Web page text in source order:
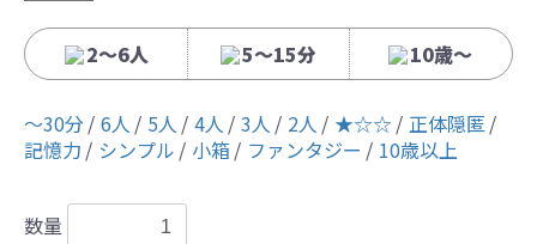
2〜6人 5〜15分 10歳〜
〜30分 6人 5人 4人 3人 2人 ★☆☆ 正体隠匿
記憶力
シンプル 小箱 ファンタジー 10歳以上
数量